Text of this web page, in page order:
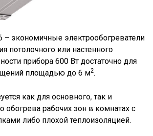
– экономичные электрообогреватели
потолочного или настенного
прибора 600 Вт достаточно для
площадью до 6 м2.
как для основного, так и
обогрева рабочих зон в комнатах с
либо плохой теплоизоляцией.